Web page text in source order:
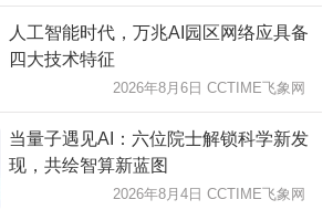
人工智能时代，万兆AI园区网络应具备
四大技术特征
2026年8月6日 CCTIME飞象网
当量子遇见AI：六位院士解锁科学新发
现，共绘智算新蓝图
2026年8月4日 CCTIME飞象网